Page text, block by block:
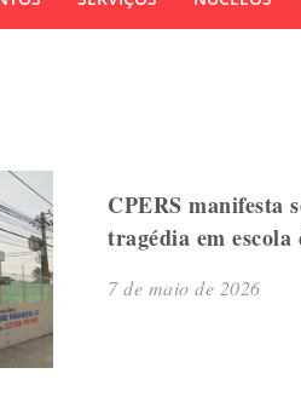
CPERS manifesta
tragédia em
7 de maio de 2026